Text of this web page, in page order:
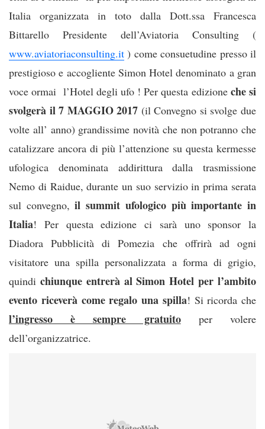
Italia organizzata in toto dalla Dott.ssa Francesca
Bittarello Presidente dell’Aviatoria Consulting (
www.aviatoriaconsulting.it ) come consuetudine presso il
prestigioso e accogliente Simon Hotel denominato a gran
voce ormai l’Hotel degli ufo ! Per questa edizione che si
svolgerà il 7 MAGGIO 2017 (il Convegno si svolge due
volte all’ anno) grandissime novità che non potranno che
catalizzare ancora di più l’attenzione su questa kermesse
ufologica denominata addirittura dalla trasmissione
Nemo di Raidue, durante un suo servizio in prima serata
sul convegno,il summit ufologico più importante in
Italia! Per questa edizione ci sarà uno sponsor la
Diadora Pubblicità di Pomezia che offrirà ad ogni
visitatore una spilla personalizzata a forma di grigio,
quindi chiunque entrerà al Simon Hotel per l’ambito
evento riceverà come regalo una spilla! Si ricorda che
l’ingresso è sempre gratuitoper volere
dell’organizzatrice.